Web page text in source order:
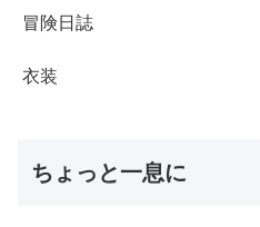
冒険日誌
衣装
ちょっと一息に